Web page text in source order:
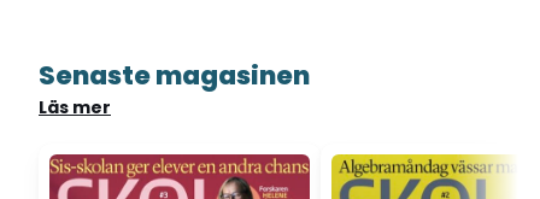
Senaste magasinen
Läs mer